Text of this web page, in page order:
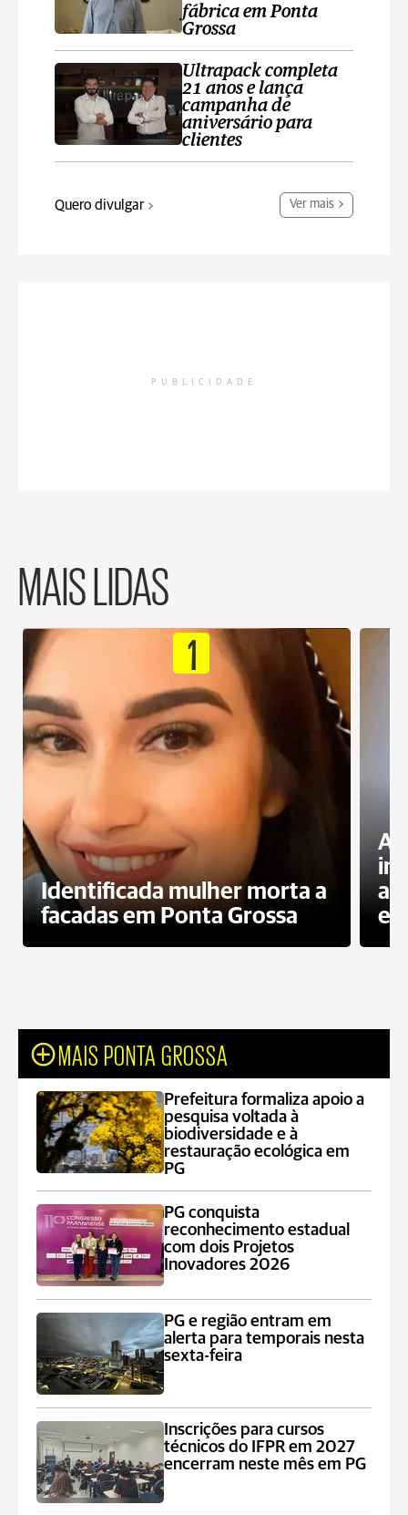
fábrica em Ponta
Grossa
Ultrapack completa
21 anos e lança
campanha de
aniversário para
clientes
Quero divulgar Ver mais
PUBLICIDADE
MAIS LIDAS
1
Identificada mulher morta a
facadas em Ponta Grossa
MAIS PONTA GROSSA
Prefeitura formaliza apoio a
pesquisa voltada à
biodiversidade e à
restauração ecológica em
PG
PG conquista
reconhecimento estadual
com dois Projetos
Inovadores 2026
PG e região entram em
alerta para temporais nesta
sexta-feira
Inscrições para cursos
técnicos do IFPR em 2027
encerram neste mês em PG